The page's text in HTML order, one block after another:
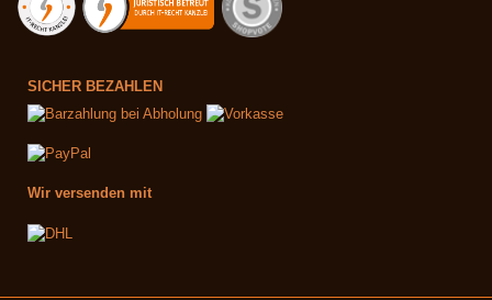
SICHER BEZAHLEN
Wir versenden mit